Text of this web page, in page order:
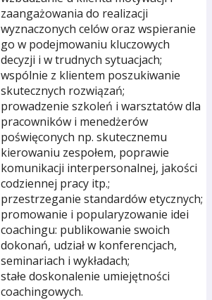
zaangażowania do realizacji
wyznaczonych celów oraz wspieranie
go w podejmowaniu kluczowych
decyzji i w trudnych sytuacjach;
wspólnie z klientem poszukiwanie
skutecznych rozwiązań;
prowadzenie szkoleń i warsztatów dla
pracowników i menedżerów
poświęconych np. skutecznemu
kierowaniu zespołem, poprawie
komunikacji interpersonalnej, jakości
codziennej pracy itp.;
przestrzeganie standardów etycznych;
promowanie i popularyzowanie idei
coachingu: publikowanie swoich
dokonań, udział w konferencjach,
seminariach i wykładach;
stałe doskonalenie umiejętności
coachingowych.